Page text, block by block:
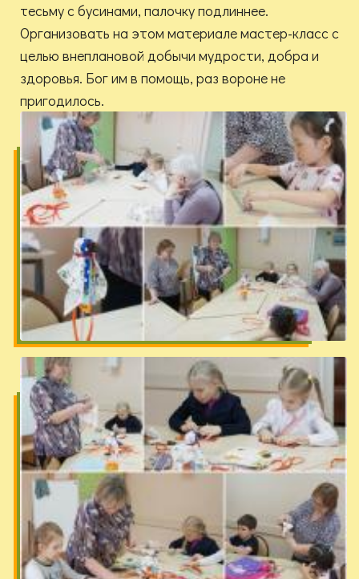
тесьму с бусинами, палочку подлиннее.
Организовать на этом материале мастер-класс с
целью внеплановой добычи мудрости, добра и
здоровья. Бог им в помощь, раз вороне не
пригодилось.